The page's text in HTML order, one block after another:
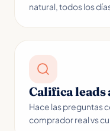
natural, todos los
Califica
Hace las preguntas
comprador real vs